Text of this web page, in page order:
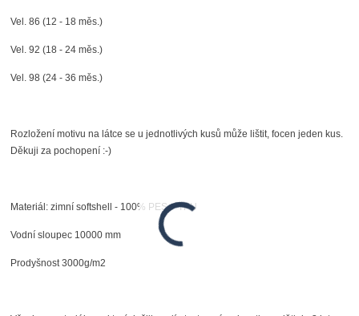
Vel. 86 (12 - 18 měs.)
Vel. 92 (18 - 24 měs.)
Vel. 98 (24 - 36 měs.)
Rozložení motivu na látce se u jednotlivých kusů může lištit, focen jeden kus.
Děkuji za pochopení :-)
Materiál: zimní softshell - 100% PES + TPU
Vodní sloupec 10000 mm
Prodyšnost 3000g/m2